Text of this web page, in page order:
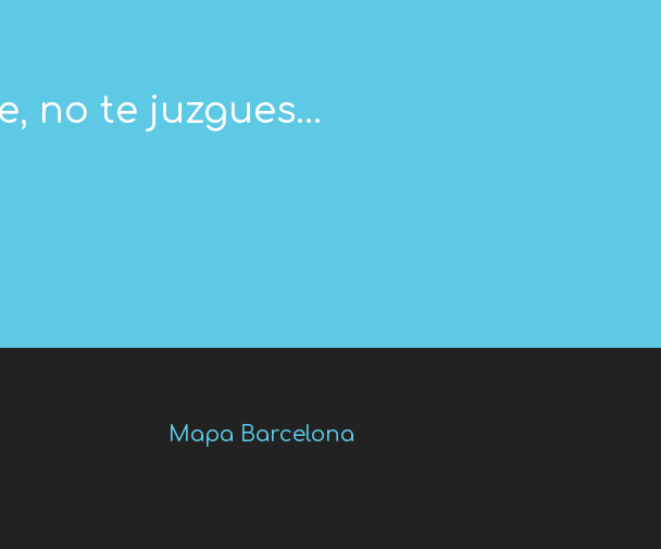
no te juzgues...
Mapa Barcelona